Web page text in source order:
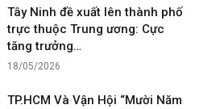
Tây Ninh đề xuất lên thành phố
trực thuộc Trung ương: Cực
tăng trưởng…
18/05/2026
TP.HCM Và Vận Hội “Mười Năm